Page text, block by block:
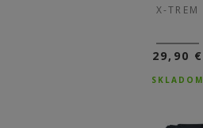
X-TREM
29,90 €
SKLADOM